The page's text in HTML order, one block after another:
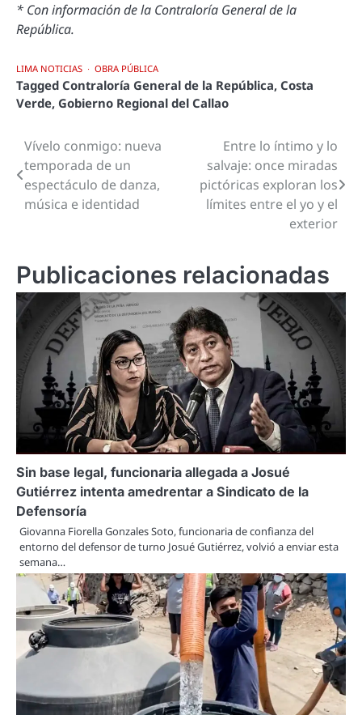
* Con información de la Contraloría General de la
República.
LIMA NOTICIAS OBRA PÚBLICA
Tagged Contraloría General de la República, Costa
Verde, Gobierno Regional del Callao
Navegación
de
entradas
Vívelo conmigo: nueva
temporada de un
espectáculo de danza,
música e identidad
Entre lo íntimo y lo
salvaje: once miradas
pictóricas exploran los
límites entre el yo y el
exterior
Publicaciones relacionadas
Sin base legal, funcionaria allegada a Josué
Gutiérrez intenta amedrentar a Sindicato de la
Defensoría
Giovanna Fiorella Gonzales Soto, funcionaria de confianza del
entorno del defensor de turno Josué Gutiérrez, volvió a enviar esta
semana…